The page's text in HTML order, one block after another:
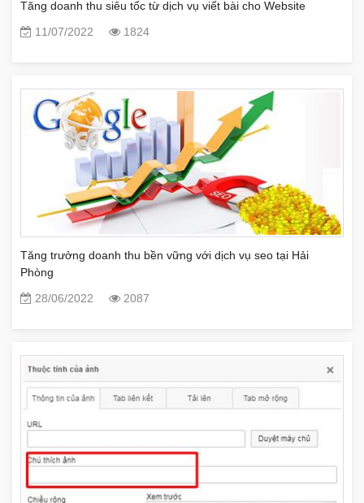
Tăng doanh thu siêu tốc từ dịch vụ viết bài cho Website
11/07/2022
1824
Tăng trưởng doanh thu bền vững với dịch vụ seo tại Hải
Phòng
28/06/2022
2087